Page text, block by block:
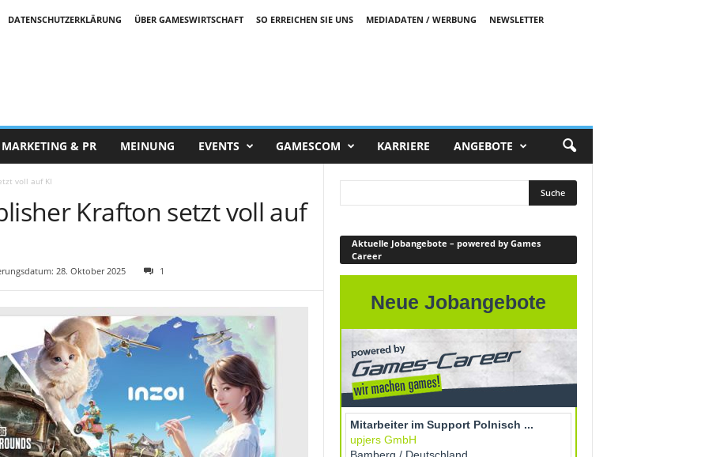
DATENSCHUTZERKLÄRUNG ÜBER GAMESWIRTSCHAFT SO ERREICHEN SIE UNS MEDIADATEN / WERBUNG
NEWSLETTER
MARKETING & PR MEINUNG EVENTS GAMESCOM KARRIERE ANGEBOTE
voll auf KI
Krafton setzt voll auf
28. Oktober 2025 1
Aktuelle Jobangebote – powered by Games
Career